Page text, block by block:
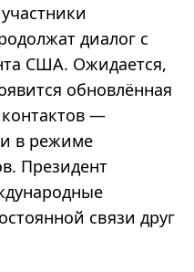
диалог с
США. Ожидается,
обновлённая
—
в режиме
Президент
связи друг